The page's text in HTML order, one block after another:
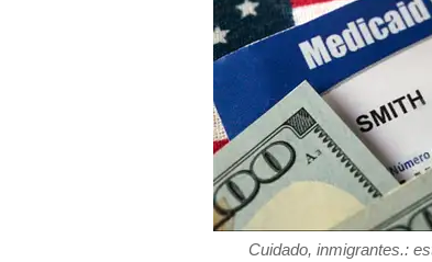
Cuidado, inmigrantes.: